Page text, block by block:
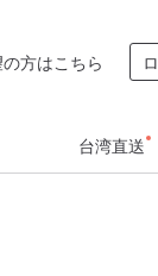
方はこちら
台湾直送